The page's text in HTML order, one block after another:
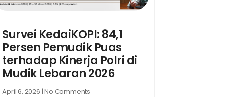
Survei KedaiKOPI: 84,1
Persen Pemudik Puas
terhadap Kinerja Polri di
Mudik Lebaran 2026
April 6, 2026 No Comments